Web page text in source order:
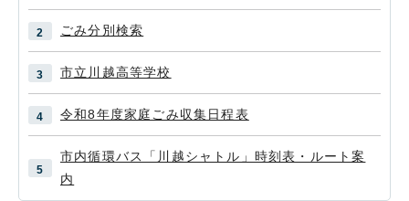
ごみ分別検索
市立川越高等学校
令和8年度家庭ごみ収集日程表
市内循環バス「川越シャトル」時刻表・ルート案
内